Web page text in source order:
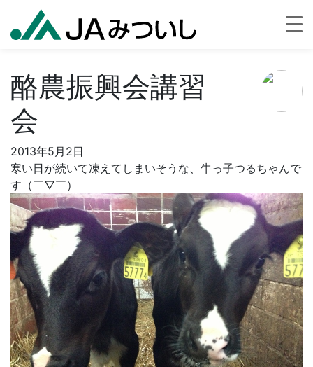
酪農振興会講習
会
2013年5月2日
寒い日が続いて凍えてしまいそうな、牛っ子つるちゃんで
す（￣▽￣）